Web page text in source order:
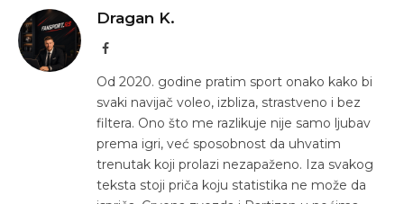
Dragan K.
Facebook
Od 2020. godine pratim sport onako kako bi
svaki navijač voleo, izbliza, strastveno i bez
filtera. Ono što me razlikuje nije samo ljubav
prema igri, već sposobnost da uhvatim
trenutak koji prolazi nezapaženo. Iza svakog
teksta stoji priča koju statistika ne može da